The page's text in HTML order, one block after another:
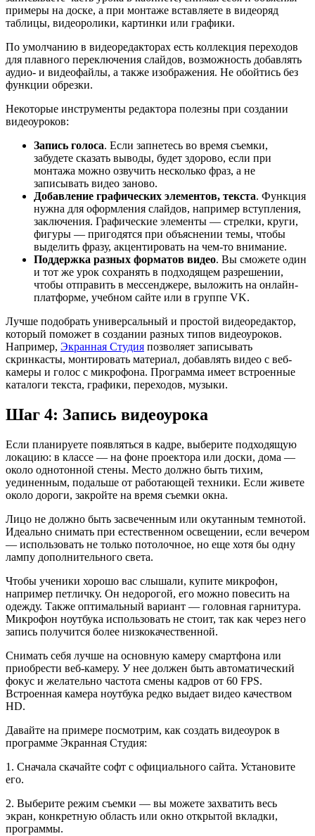
примеры на доске, а при монтаже вставляете в видеоряд
таблицы, видеоролики, картинки или графики.
По умолчанию в видеоредакторах есть коллекция переходов
для плавного переключения слайдов, возможность добавлять
аудио- и видеофайлы, а также изображения. Не обойтись без
функции обрезки.
Некоторые инструменты редактора полезны при создании
видеоуроков:
Запись голоса. Если запнетесь во время съемки,
забудете сказать выводы, будет здорово, если при
монтажа можно озвучить несколько фраз, а не
записывать видео заново.
Добавление графических элементов, текста. Функция
нужна для оформления слайдов, например вступления,
заключения. Графические элементы — стрелки, круги,
фигуры — пригодятся при объяснении темы, чтобы
выделить фразу, акцентировать на чем-то внимание.
Поддержка разных форматов видео. Вы сможете один
и тот же урок сохранять в подходящем разрешении,
чтобы отправить в мессенджере, выложить на онлайн-
платформе, учебном сайте или в группе VK.
Лучше подобрать универсальный и простой видеоредактор,
который поможет в создании разных типов видеоуроков.
Например, Экранная Студия позволяет записывать
скринкасты, монтировать материал, добавлять видео с веб-
камеры и голос с микрофона. Программа имеет встроенные
каталоги текста, графики, переходов, музыки.
Шаг 4: Запись видеоурока
Если планируете появляться в кадре, выберите подходящую
локацию: в классе — на фоне проектора или доски, дома —
около однотонной стены. Место должно быть тихим,
уединенным, подальше от работающей техники. Если живете
около дороги, закройте на время съемки окна.
Лицо не должно быть засвеченным или окутанным темнотой.
Идеально снимать при естественном освещении, если вечером
— использовать не только потолочное, но еще хотя бы одну
лампу дополнительного света.
Чтобы ученики хорошо вас слышали, купите микрофон,
например петличку. Он недорогой, его можно повесить на
одежду. Также оптимальный вариант — головная гарнитура.
Микрофон ноутбука использовать не стоит, так как через него
запись получится более низкокачественной.
Снимать себя лучше на основную камеру смартфона или
приобрести веб-камеру. У нее должен быть автоматический
фокус и желательно частота смены кадров от 60 FPS.
Встроенная камера ноутбука редко выдает видео качеством
HD.
Давайте на примере посмотрим, как создать видеоурок в
программе Экранная Студия:
1. Сначала скачайте софт с официального сайта. Установите
его.
2. Выберите режим съемки — вы можете захватить весь
экран, конкретную область или окно открытой вкладки,
программы.